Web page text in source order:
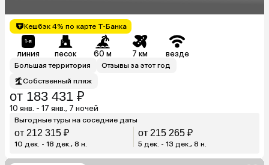
Кешбэк 4% по карте Т-Банка
линия песок 60 м 7 км везде
Большая территория
Отзывы за этот год
Собственный пляж
от 183 431 ₽
10 янв. - 17 янв., 7 ночей
Выгодные туры на соседние даты
от 212 315 ₽
10 дек. - 18 дек., 8 н.
от 215 265 ₽
5 дек. - 13 дек., 8 н.